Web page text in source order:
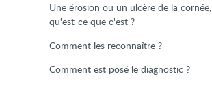
Une érosion ou un ulcère de la cornée,
qu'est-ce que c'est ?
Comment les reconnaître ?
Comment est posé le diagnostic ?